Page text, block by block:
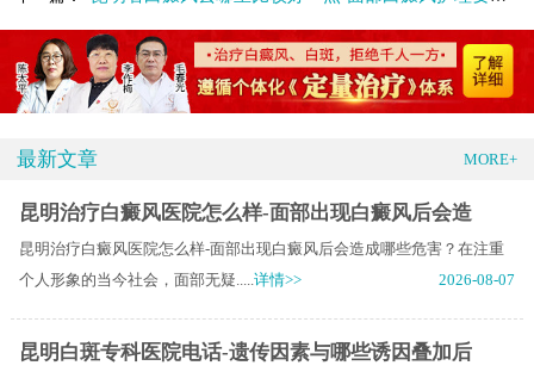
最新文章 MORE+
昆明治疗白癜风医院怎么样-面部出现白癜风后会造
昆明治疗白癜风医院怎么样-面部出现白癜风后会造成哪些危害？在注重
个人形象的当今社会，面部无疑.....详情>> 2026-08-07
昆明白斑专科医院电话-遗传因素与哪些诱因叠加后